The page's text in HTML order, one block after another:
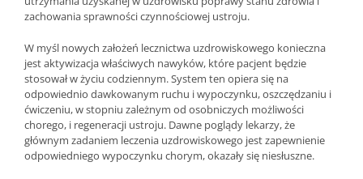
zachowania sprawności czynnościowej ustroju.
W myśl nowych założeń lecznictwa uzdrowiskowego konieczna
jest aktywizacja właściwych nawyków, które pacjent będzie
stosował w życiu codziennym. System ten opiera się na
odpowiednio dawkowanym ruchu i wypoczynku, oszczędzaniu i
ćwiczeniu, w stopniu zależnym od osobniczych możliwości
chorego, i regeneracji ustroju. Dawne poglądy lekarzy, że
głównym zadaniem leczenia uzdrowiskowego jest zapewnienie
odpowiedniego wypoczynku chorym, okazały się niesłuszne.